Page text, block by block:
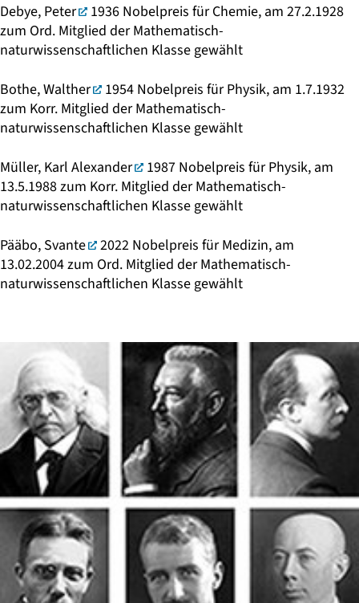
Debye, Peter
1936 Nobelpreis für Chemie, am 27.2.1928
zum Ord. Mitglied der Mathematisch-
naturwissenschaftlichen Klasse gewählt
Bothe, Walther
1954 Nobelpreis für Physik, am 1.7.1932
zum Korr. Mitglied der Mathematisch-
naturwissenschaftlichen Klasse gewählt
Müller, Karl Alexander
1987 Nobelpreis für Physik, am
13.5.1988 zum Korr. Mitglied der Mathematisch-
naturwissenschaftlichen Klasse gewählt
Pääbo, Svante
2022 Nobelpreis für Medizin, am
13.02.2004 zum Ord. Mitglied der Mathematisch-
naturwissenschaftlichen Klasse gewählt